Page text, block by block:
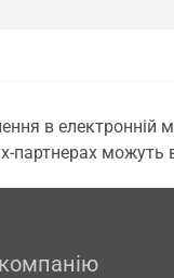
в електронній
можуть